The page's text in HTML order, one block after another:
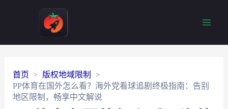
首页
版权地域限制
PP体育在国外怎么看？海外党看球追剧终极指南：告别
地区限制，畅享中文解说